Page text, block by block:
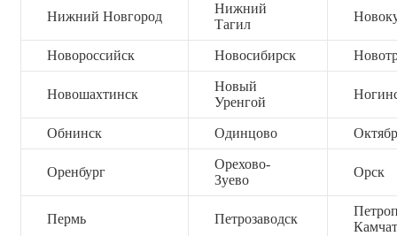
Нижний Новгород
Нижний
Тагил
Новороссийск Новосибирск
Новошахтинск
Новый
Уренгой
Обнинск Одинцово
Оренбург
Орехово-
Зуево
Орск
Пермь Петрозаводск